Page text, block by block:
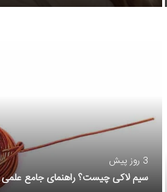
3 روز پیش
سیم لاکی چیست؟ راهنمای جامع